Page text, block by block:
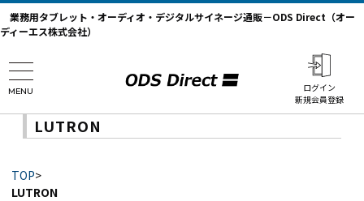
業務用タブレット・オーディオ・デジタルサイネージ通販－ODS Direct（オー
ディーエス株式会社）
MENU
ログイン
新規会員登録
LUTRON
TOP>
LUTRON